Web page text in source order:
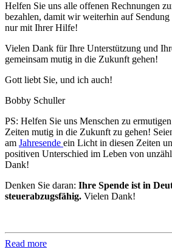
Helfen Sie uns alle offenen Rechnungen
bezahlen, damit wir weiterhin auf
nur mit Ihrer Hilfe!
Vielen Dank für Ihre Unterstützung und
gemeinsam mutig in die Zukunft gehen!
Gott liebt Sie, und ich auch!
Bobby Schuller
PS: Helfen Sie uns Menschen zu
Zeiten mutig in die Zukunft zu gehen!
am Jahresende ein Licht in diesen Zeiten
positiven Unterschied im Leben von
Dank!
Denken Sie daran: Ihre Spende ist in
steuerabzugsfähig. Vielen Dank!
Read more